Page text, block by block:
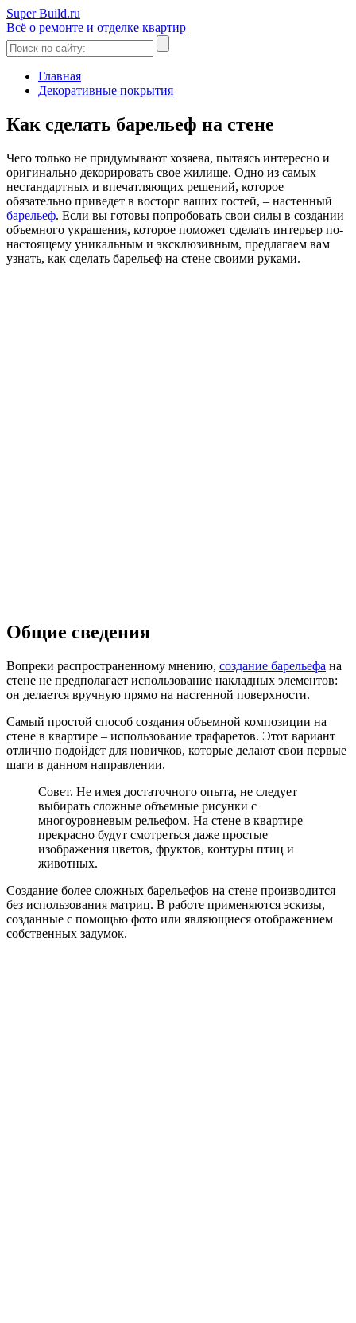
Super Build.ru
Всё о ремонте и отделке квартир
Главная
Декоративные покрытия
Как сделать барельеф на стене
Чего только не придумывают хозяева, пытаясь интересно и
оригинально декорировать свое жилище. Одно из самых
нестандартных и впечатляющих решений, которое
обязательно приведет в восторг ваших гостей, – настенный
барельеф. Если вы готовы попробовать свои силы в создании
объемного украшения, которое поможет сделать интерьер по-
настоящему уникальным и эксклюзивным, предлагаем вам
узнать, как сделать барельеф на стене своими руками.
Общие сведения
Вопреки распространенному мнению, создание барельефа на
стене не предполагает использование накладных элементов:
он делается вручную прямо на настенной поверхности.
Самый простой способ создания объемной композиции на
стене в квартире – использование трафаретов. Этот вариант
отлично подойдет для новичков, которые делают свои первые
шаги в данном направлении.
Совет. Не имея достаточного опыта, не следует
выбирать сложные объемные рисунки с
многоуровневым рельефом. На стене в квартире
прекрасно будут смотреться даже простые
изображения цветов, фруктов, контуры птиц и
животных.
Создание более сложных барельефов на стене производится
без использования матриц. В работе применяются эскизы,
созданные с помощью фото или являющиеся отображением
собственных задумок.